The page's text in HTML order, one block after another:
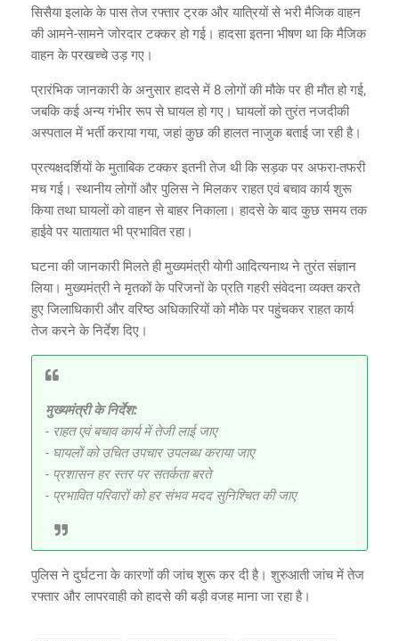
सिसैया इलाके के पास तेज रफ्तार ट्रक और यात्रियों से भरी मैजिक वाहन
की आमने-सामने जोरदार टक्कर हो गई। हादसा इतना भीषण था कि मैजिक
वाहन के परखच्चे उड़ गए।
प्रारंभिक जानकारी के अनुसार हादसे में 8 लोगों की मौके पर ही मौत हो गई,
जबकि कई अन्य गंभीर रूप से घायल हो गए। घायलों को तुरंत नजदीकी
अस्पताल में भर्ती कराया गया, जहां कुछ की हालत नाजुक बताई जा रही है।
प्रत्यक्षदर्शियों के मुताबिक टक्कर इतनी तेज थी कि सड़क पर अफरा-तफरी
मच गई। स्थानीय लोगों और पुलिस ने मिलकर राहत एवं बचाव कार्य शुरू
किया तथा घायलों को वाहन से बाहर निकाला। हादसे के बाद कुछ समय तक
हाईवे पर यातायात भी प्रभावित रहा।
घटना की जानकारी मिलते ही मुख्यमंत्री योगी आदित्यनाथ ने तुरंत संज्ञान
लिया। मुख्यमंत्री ने मृतकों के परिजनों के प्रति गहरी संवेदना व्यक्त करते
हुए जिलाधिकारी और वरिष्ठ अधिकारियों को मौके पर पहुंचकर राहत कार्य
तेज करने के निर्देश दिए।
मुख्यमंत्री के निर्देश:
- राहत एवं बचाव कार्य में तेजी लाई जाए
- घायलों को उचित उपचार उपलब्ध कराया जाए
- प्रशासन हर स्तर पर सतर्कता बरते
- प्रभावित परिवारों को हर संभव मदद सुनिश्चित की जाए
पुलिस ने दुर्घटना के कारणों की जांच शुरू कर दी है। शुरुआती जांच में तेज
रफ्तार और लापरवाही को हादसे की बड़ी वजह माना जा रहा है।